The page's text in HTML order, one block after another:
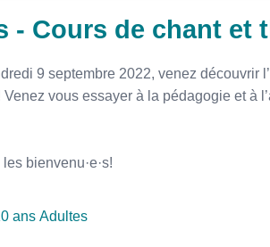
- Cours de chant et
9 septembre 2022, venez découvrir
vous essayer à la pédagogie et à
bienvenu·e·s!
ans Adultes